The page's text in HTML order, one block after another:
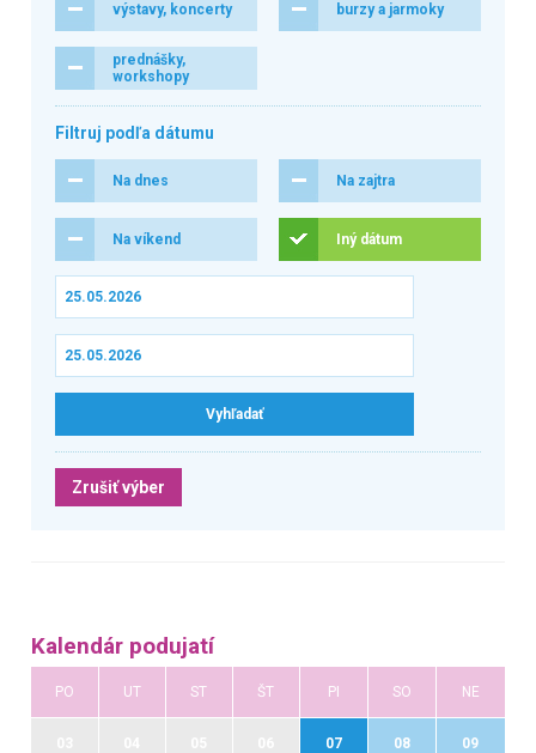
výstavy, koncerty burzy a jarmoky
prednášky,
workshopy
Filtruj podľa dátumu
Na dnes Na zajtra
Na víkend Iný dátum
Zrušiť výber
Kalendár podujatí
PO UT ST ŠT PI SO NE
07 08 09